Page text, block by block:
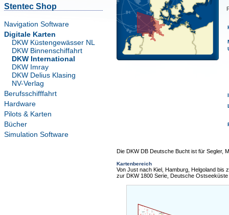
Stentec Shop
Navigation Software
Digitale Karten
DKW Küstengewässer NL
DKW Binnenschiffahrt
DKW International
DKW Imray
DKW Delius Klasing
NV-Verlag
Berufsschifffahrt
Hardware
Pilots & Karten
Bücher
Simulation Software
Die DKW DB Deutsche Bucht ist für Segler,
Kartenbereich
Von Just nach Kiel, Hamburg, Helgoland
zur DKW 1800 Serie, Deutsche